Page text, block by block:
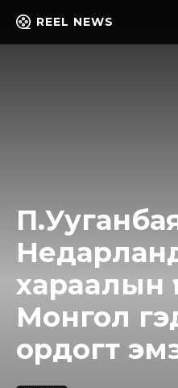
REEL NEWS
xapaaлын
Moнгол
opдогт